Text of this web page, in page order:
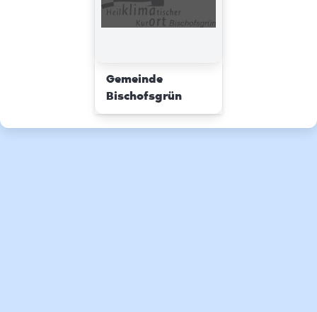
Gemeinde
Bischofsgrün